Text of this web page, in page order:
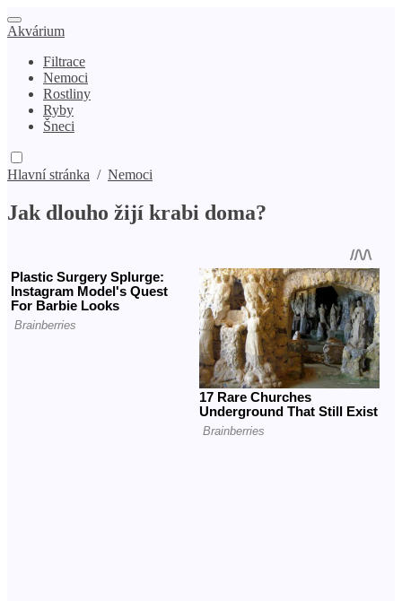
Akvárium
Filtrace
Nemoci
Rostliny
Ryby
Šneci
Hlavní stránka / Nemoci
Jak dlouho žijí krabi doma?